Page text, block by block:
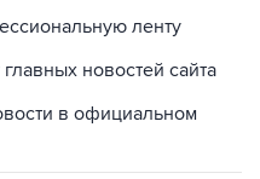
ленту
новостей сайта
в официальном